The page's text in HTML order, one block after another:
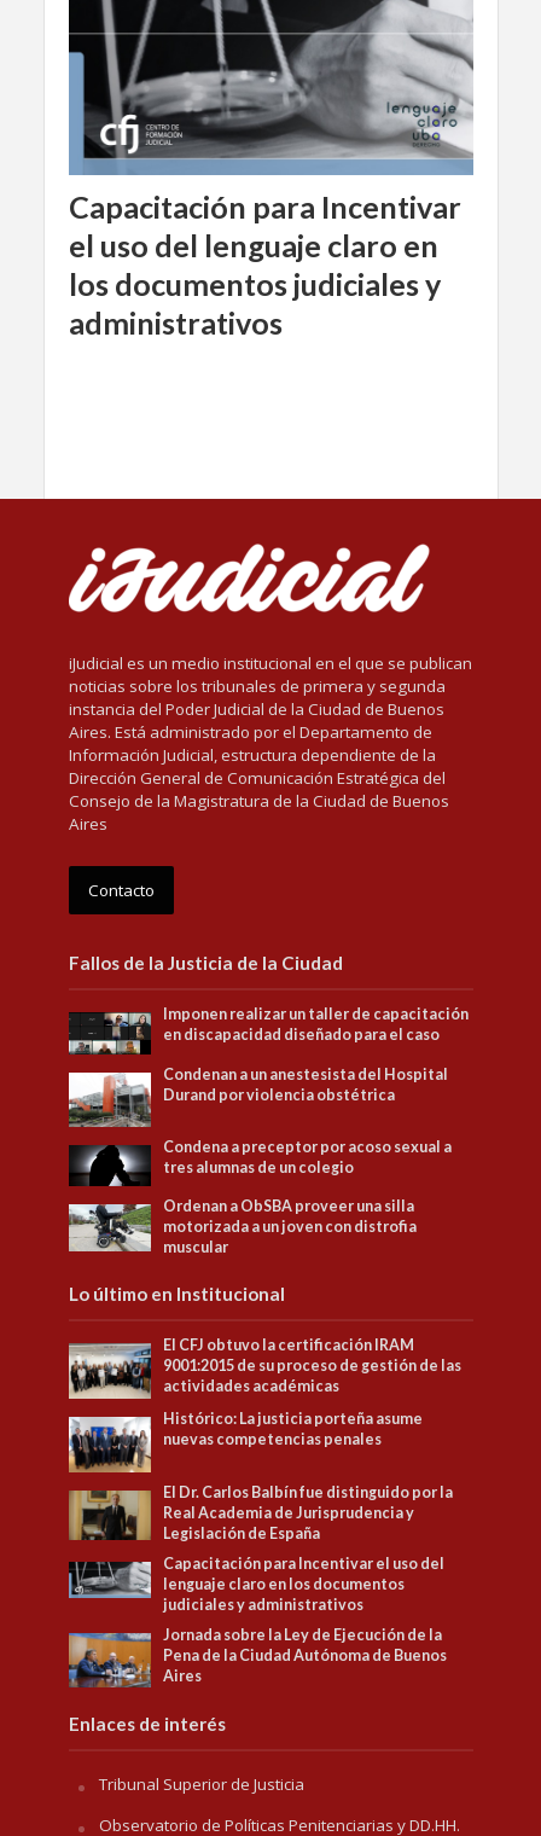
Capacitación para Incentivar
el uso del lenguaje claro en
los documentos judiciales y
administrativos
iJudicial es un medio institucional en el que se publican
noticias sobre los tribunales de primera y segunda
instancia del Poder Judicial de la Ciudad de Buenos
Aires. Está administrado por el Departamento de
Información Judicial, estructura dependiente de la
Dirección General de Comunicación Estratégica del
Consejo de la Magistratura de la Ciudad de Buenos
Aires
Contacto
Fallos de la Justicia de la Ciudad
Imponen realizar un taller de capacitación
en discapacidad diseñado para el caso
Condenan a un anestesista del Hospital
Durand por violencia obstétrica
Condena a preceptor por acoso sexual a
tres alumnas de un colegio
Ordenan a ObSBA proveer una silla
motorizada a un joven con distrofia
muscular
Lo último en Institucional
El CFJ obtuvo la certificación IRAM
9001:2015 de su proceso de gestión de las
actividades académicas
Histórico: La justicia porteña asume
nuevas competencias penales
El Dr. Carlos Balbín fue distinguido por la
Real Academia de Jurisprudencia y
Legislación de España
Capacitación para Incentivar el uso del
lenguaje claro en los documentos
judiciales y administrativos
Jornada sobre la Ley de Ejecución de la
Pena de la Ciudad Autónoma de Buenos
Aires
Enlaces de interés
Tribunal Superior de Justicia
Observatorio de Políticas Penitenciarias y DD.HH.